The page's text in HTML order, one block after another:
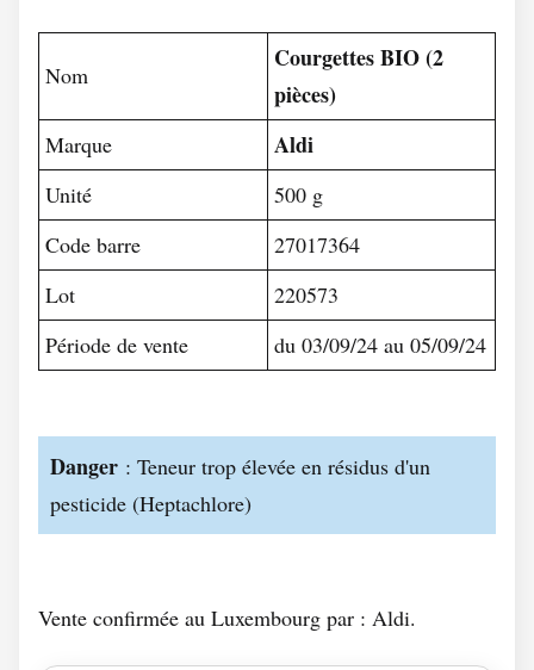
Nom
Courgettes BIO (2
pièces)
Marque Aldi
Unité
500 g
Code barre
27017364
Lot
220573
Période de vente
du 03/09/24 au 05/09/24
Danger : Teneur trop élevée en résidus d'un
pesticide (Heptachlore)
Vente confirmée au Luxembourg par : Aldi.